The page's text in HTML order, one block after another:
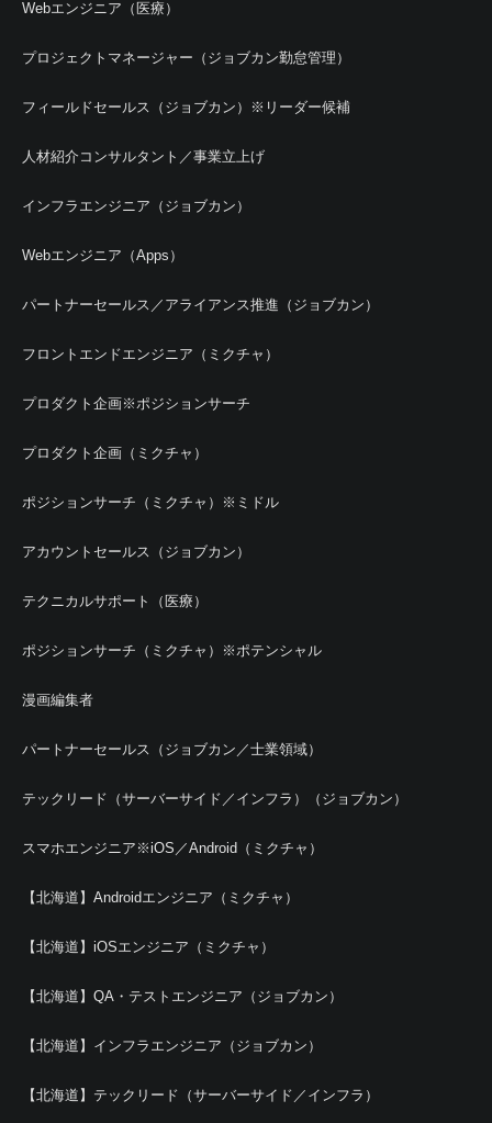
Webエンジニア（医療）
プロジェクトマネージャー（ジョブカン勤怠管理）
フィールドセールス（ジョブカン）※リーダー候補
人材紹介コンサルタント／事業立上げ
インフラエンジニア（ジョブカン）
Webエンジニア（Apps）
パートナーセールス／アライアンス推進（ジョブカン）
フロントエンドエンジニア（ミクチャ）
プロダクト企画※ポジションサーチ
プロダクト企画（ミクチャ）
ポジションサーチ（ミクチャ）※ミドル
アカウントセールス（ジョブカン）
テクニカルサポート（医療）
ポジションサーチ（ミクチャ）※ポテンシャル
漫画編集者
パートナーセールス（ジョブカン／士業領域）
テックリード（サーバーサイド／インフラ）（ジョブカン）
スマホエンジニア※iOS／Android（ミクチャ）
【北海道】Androidエンジニア（ミクチャ）
【北海道】iOSエンジニア（ミクチャ）
【北海道】QA・テストエンジニア（ジョブカン）
【北海道】インフラエンジニア（ジョブカン）
【北海道】テックリード（サーバーサイド／インフラ）